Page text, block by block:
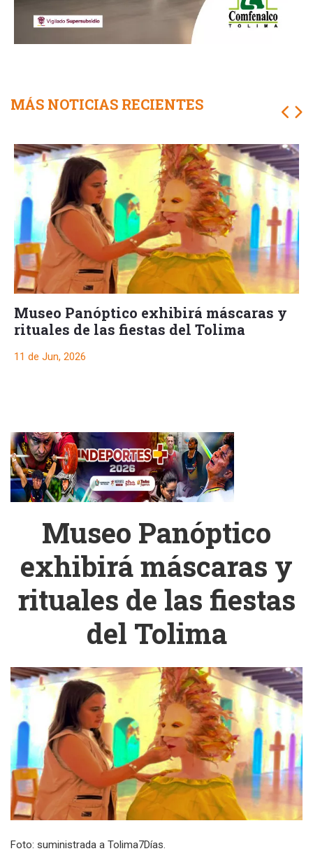
MÁS NOTICIAS RECIENTES
Museo Panóptico exhibirá máscaras y
rituales de las fiestas del Tolima
11 de Jun, 2026
Museo Panóptico
exhibirá máscaras y
rituales de las fiestas
del Tolima
Foto: suministrada a Tolima7Días.